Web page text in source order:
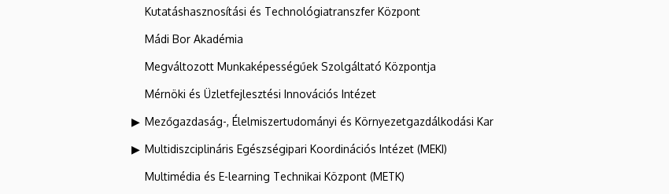
Kutatáshasznosítási és Technológiatranszfer Központ
Mádi Bor Akadémia
Megváltozott Munkaképességűek Szolgáltató Központja
Mérnöki és Üzletfejlesztési Innovációs Intézet
Mezőgazdaság-, Élelmiszertudományi és Környezetgazdálkodási Kar
Multidiszciplináris Egészségipari Koordinációs Intézet (MEKI)
Multimédia és E-learning Technikai Központ (METK)